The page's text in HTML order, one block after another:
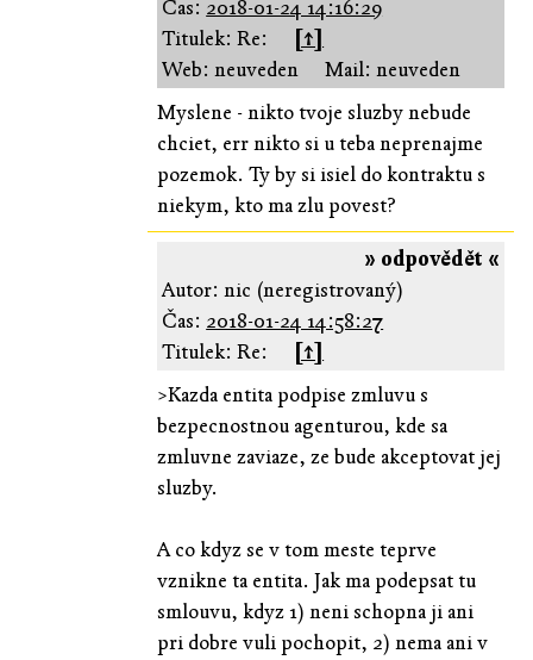
Čas: 2018-01-24 14:16:29
Titulek: Re:
[↑]
Web: neuveden
Mail: neuveden
Myslene - nikto tvoje sluzby nebude
chciet, err nikto si u teba neprenajme
pozemok. Ty by si isiel do kontraktu s
niekym, kto ma zlu povest?
» odpovědět «
Autor: nic (neregistrovaný)
Čas: 2018-01-24 14:58:27
Titulek: Re:
[↑]
>Kazda entita podpise zmluvu s
bezpecnostnou agenturou, kde sa
zmluvne zaviaze, ze bude akceptovat jej
sluzby.
A co kdyz se v tom meste teprve
vznikne ta entita. Jak ma podepsat tu
smlouvu, kdyz 1) neni schopna ji ani
pri dobre vuli pochopit, 2) nema ani v